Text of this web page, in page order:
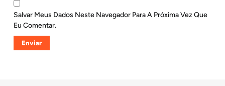
Salvar Meus Dados Neste Navegador Para A Próxima Vez Que
Eu Comentar.